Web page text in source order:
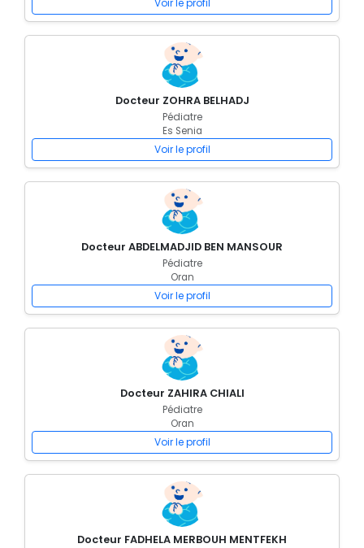
Voir le profil
Docteur ZOHRA BELHADJ
Pédiatre
Es Senia
Voir le profil
Docteur ABDELMADJID BEN MANSOUR
Pédiatre
Oran
Voir le profil
Docteur ZAHIRA CHIALI
Pédiatre
Oran
Voir le profil
Docteur FADHELA MERBOUH MENTFEKH